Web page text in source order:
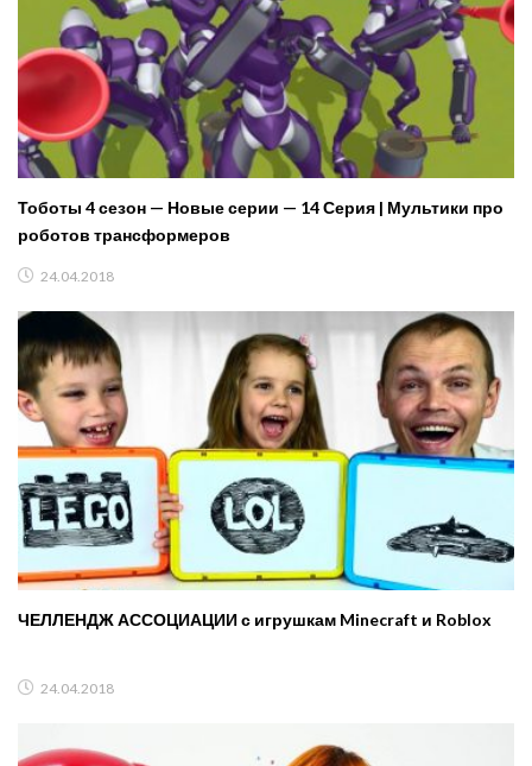
Тоботы 4 сезон — Новые серии — 14 Серия | Мультики про
роботов трансформеров
24.04.2018
ЧЕЛЛЕНДЖ АССОЦИАЦИИ с игрушкам Minecraft и Roblox
24.04.2018